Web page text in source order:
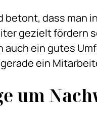
betont, dass man
gezielt fördern
auch ein gutes
ein
um